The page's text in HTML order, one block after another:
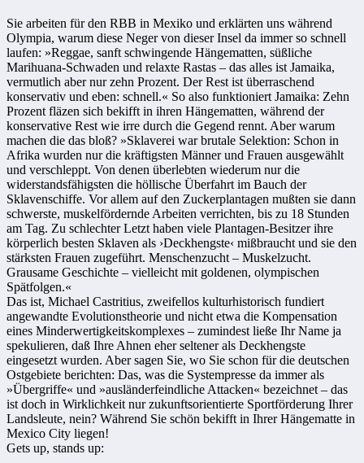
Sie arbeiten für den RBB in ­Mexiko und erklärten uns während
Olympia, warum diese Neger von dieser Insel da immer so schnell
laufen: »Reggae, sanft schwingende Hängematten, süßliche
Marihuana-Schwaden und relaxte Rastas – das alles ist Jamaika,
vermutlich aber nur zehn Prozent. Der Rest ist überraschend
konservativ und eben: schnell.« So also funktioniert Jamaika: Zehn
Prozent fläzen sich bekifft in ihren Hänge­matten, während der
konservative Rest wie irre durch die Gegend rennt. Aber warum
machen die das bloß? »Sklaverei war brutale Selektion: Schon in
Afrika wurden nur die kräftigsten Männer und Frauen ausgewählt
und verschleppt. Von denen überlebten wiederum nur die
widerstandsfähigsten die höllische Überfahrt im Bauch der
Sklavenschiffe. Vor allem auf den Zuckerplantagen mußten sie dann
schwerste, muskelfördernde Arbeiten verrichten, bis zu 18 Stunden
am Tag. Zu schlechter Letzt haben viele Plantagen-Besitzer ihre
körperlich besten Sklaven als ›Deckhengste‹ mißbraucht und sie den
stärksten Frauen zugeführt. Menschenzucht – Muskelzucht.
Grausame Geschichte – vielleicht mit goldenen, olympischen
Spätfolgen.«
Das ist, Michael Castritius, zweifellos kulturhistorisch fundiert
angewandte Evolutionstheorie und nicht etwa die Kompensation
eines Minderwertigkeitskomplexes – zumindest ließe Ihr Name ja
spekulieren, daß Ihre Ahnen eher seltener als Deckhengste
eingesetzt wurden. Aber ­sagen Sie, wo Sie schon für die deutschen
Ostgebiete berichten: Das, was die Systempresse da immer als
»Übergriffe« und »ausländerfeind­liche Attacken« bezeichnet – das
ist doch in Wirklichkeit nur zukunfts­orientierte Sportförderung Ihrer
Landsleute, nein? Während Sie schön bekifft in Ihrer Hängematte in
Mexico City liegen!
Gets up, stands up: